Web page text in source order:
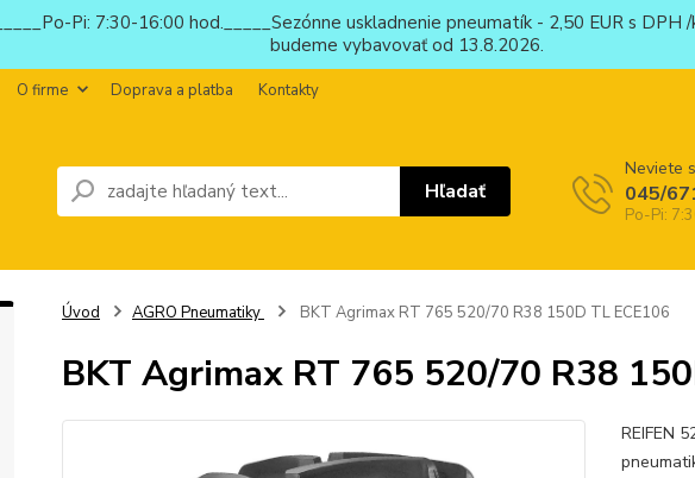
Pi: 7:30-16:00 hod._____Sezónne uskladnenie pneumatík - 2,50 EUR s
budeme vybavovať od 13.8.2026.
O firme Doprava a platba Kontakty
Hľadať
Neviete
045/
Po-Pi:
Úvod AGRO Pneumatiky BKT Agrimax RT 765 520/70 R38 150D TL ECE106
BKT Agrimax RT 765 520/70 R38
REIFEN